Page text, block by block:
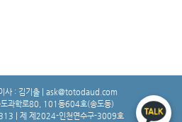
사 : 김기출 | ask@totodaud.com
도과학로80, 101동604호(송도동)
| 제 제2024-인천연수구-3009호